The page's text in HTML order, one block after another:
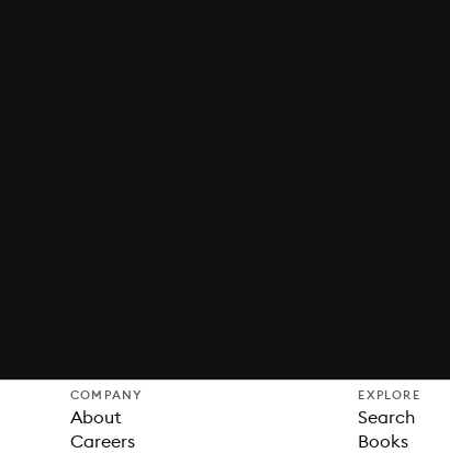
COMPANY
About
Careers
EXPLORE
Search
Books